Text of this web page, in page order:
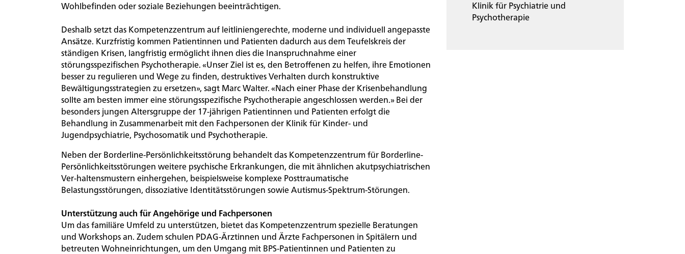
Arealentwicklung
Kontakt
Wohlbefinden oder soziale Beziehungen beeinträchtigen.
Deshalb setzt das Kompetenzzentrum auf leitliniengerechte, moderne und individuell angepasste
Ansätze. Kurzfristig kommen Patientinnen und Patienten dadurch aus dem Teufelskreis der
ständigen Krisen, langfristig ermöglicht ihnen dies die Inanspruchnahme einer
störungsspezifischen Psychotherapie. «Unser Ziel ist es, den Betroffenen zu helfen, ihre Emotionen
besser zu regulieren und Wege zu finden, destruktives Verhalten durch konstruktive
Bewältigungsstrategien zu ersetzen», sagt Marc Walter. «Nach einer Phase der Krisenbehandlung
sollte am besten immer eine störungsspezifische Psychotherapie angeschlossen werden.» Bei der
besonders jungen Altersgruppe der 17-jährigen Patientinnen und Patienten erfolgt die
Behandlung in Zusammenarbeit mit den Fachpersonen der Klinik für Kinder- und
Jugendpsychiatrie, Psychosomatik und Psychotherapie.
Neben der Borderline-Persönlichkeitsstörung behandelt das Kompetenzzentrum für Borderline-
Persönlichkeitsstörungen weitere psychische Erkrankungen, die mit ähnlichen akutpsychiatrischen
Ver-haltensmustern einhergehen, beispielsweise komplexe Posttraumatische
Belastungsstörungen, dissoziative Identitätsstörungen sowie Autismus-Spektrum-Störungen.
Unterstützung auch für Angehörige und Fachpersonen
Um das familiäre Umfeld zu unterstützen, bietet das Kompetenzzentrum spezielle Beratungen
und Workshops an. Zudem schulen PDAG-Ärztinnen und Ärzte Fachpersonen in Spitälern und
betreuten Wohneinrichtungen, um den Umgang mit BPS-Patientinnen und Patienten zu
Klinik für Psychiatrie und
Psychotherapie